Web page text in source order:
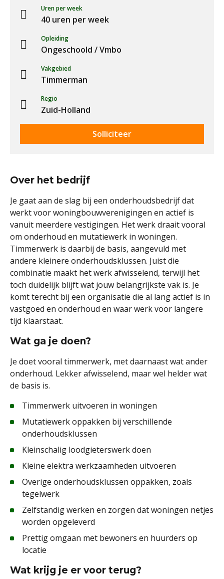
Uren per week
40 uren per week
Opleiding
Ongeschoold / Vmbo
Vakgebied
Timmerman
Regio
Zuid-Holland
Solliciteer
Over het bedrijf
Je gaat aan de slag bij een onderhoudsbedrijf dat
werkt voor woningbouwverenigingen en actief is
vanuit meerdere vestigingen. Het werk draait vooral
om onderhoud en mutatiewerk in woningen.
Timmerwerk is daarbij de basis, aangevuld met
andere kleinere onderhoudsklussen. Juist die
combinatie maakt het werk afwisselend, terwijl het
toch duidelijk blijft wat jouw belangrijkste vak is. Je
komt terecht bij een organisatie die al lang actief is in
vastgoed en onderhoud en waar werk voor langere
tijd klaarstaat.
Wat ga je doen?
Je doet vooral timmerwerk, met daarnaast wat ander
onderhoud. Lekker afwisselend, maar wel helder wat
de basis is.
Timmerwerk uitvoeren in woningen
Mutatiewerk oppakken bij verschillende
onderhoudsklussen
Kleinschalig loodgieterswerk doen
Kleine elektra werkzaamheden uitvoeren
Overige onderhoudsklussen oppakken, zoals
tegelwerk
Zelfstandig werken en zorgen dat woningen netjes
worden opgeleverd
Prettig omgaan met bewoners en huurders op
locatie
Wat krijg je er voor terug?